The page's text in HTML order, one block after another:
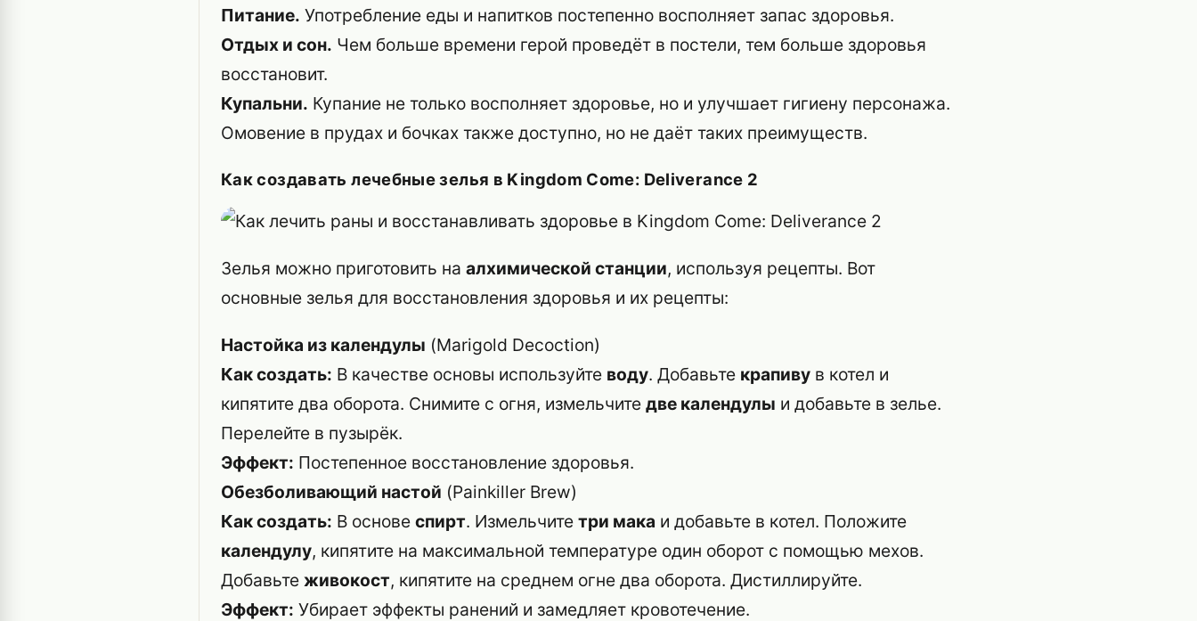
Питание. Употребление еды и напитков постепенно восполняет запас здоровья.
Отдых и сон. Чем больше времени герой проведёт в постели, тем больше здоровья
восстановит.
Купальни. Купание не только восполняет здоровье, но и улучшает гигиену персонажа.
Омовение в прудах и бочках также доступно, но не даёт таких преимуществ.
Как создавать лечебные зелья в Kingdom Come: Deliverance 2
Зелья можно приготовить на алхимической станции, используя рецепты. Вот
основные зелья для восстановления здоровья и их рецепты:
Настойка из календулы (Marigold Decoction)
Как создать: В качестве основы используйте воду. Добавьте крапиву в котел и
кипятите два оборота. Снимите с огня, измельчите две календулы и добавьте в зелье.
Перелейте в пузырёк.
Эффект: Постепенное восстановление здоровья.
Обезболивающий настой (Painkiller Brew)
Как создать: В основе спирт. Измельчите три мака и добавьте в котел. Положите
календулу, кипятите на максимальной температуре один оборот с помощью мехов.
Добавьте живокост, кипятите на среднем огне два оборота. Дистиллируйте.
Эффект: Убирает эффекты ранений и замедляет кровотечение.